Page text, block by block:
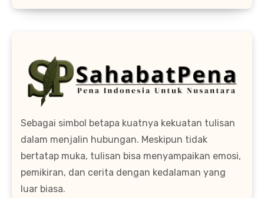
Sebagai simbol betapa kuatnya kekuatan tulisan
dalam menjalin hubungan. Meskipun tidak
bertatap muka, tulisan bisa menyampaikan emosi,
pemikiran, dan cerita dengan kedalaman yang
luar biasa.